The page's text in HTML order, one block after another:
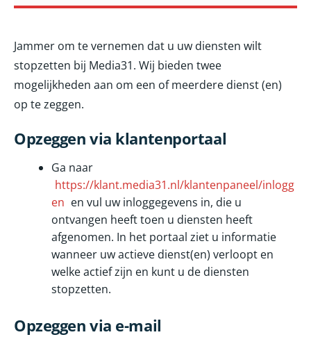
Jammer om te vernemen dat u uw diensten wilt
stopzetten bij Media31. Wij bieden twee
mogelijkheden aan om een of meerdere dienst (en)
op te zeggen.
Opzeggen via klantenportaal
Ga naar
https://klant.media31.nl/klantenpaneel/inlogg
en en vul uw inloggegevens in, die u
ontvangen heeft toen u diensten heeft
afgenomen. In het portaal ziet u informatie
wanneer uw actieve dienst(en) verloopt en
welke actief zijn en kunt u de diensten
stopzetten.
Opzeggen via e-mail